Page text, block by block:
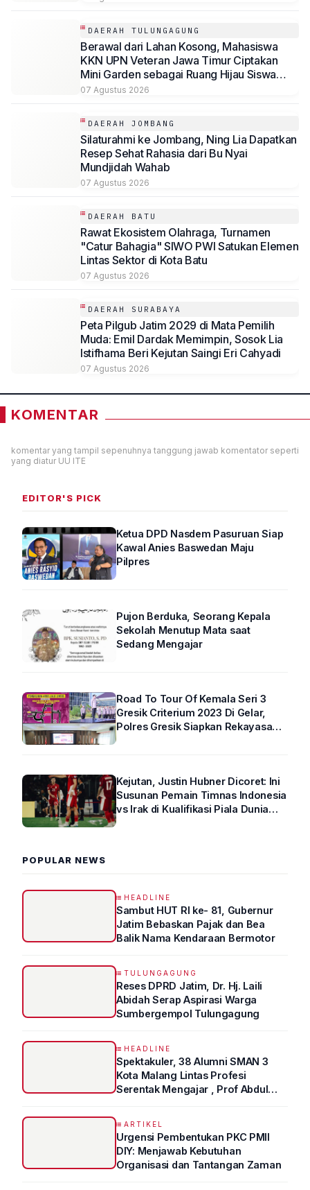
DAERAH TULUNGAGUNG
Berawal dari Lahan Kosong, Mahasiswa
KKN UPN Veteran Jawa Timur Ciptakan
Mini Garden sebagai Ruang Hijau Siswa
SMP Al-Azhaar Tulungagung
07 Agustus 2026
DAERAH JOMBANG
Silaturahmi ke Jombang, Ning Lia Dapatkan
Resep Sehat Rahasia dari Bu Nyai
Mundjidah Wahab
07 Agustus 2026
DAERAH BATU
Rawat Ekosistem Olahraga, Turnamen
"Catur Bahagia" SIWO PWI Satukan Elemen
Lintas Sektor di Kota Batu
07 Agustus 2026
DAERAH SURABAYA
Peta Pilgub Jatim 2029 di Mata Pemilih
Muda: Emil Dardak Memimpin, Sosok Lia
Istifhama Beri Kejutan Saingi Eri Cahyadi
07 Agustus 2026
KOMENTAR
komentar yang tampil sepenuhnya tanggung jawab komentator seperti
yang diatur UU ITE
EDITOR'S PICK
Ketua DPD Nasdem Pasuruan Siap
Kawal Anies Baswedan Maju
Pilpres
Pujon Berduka, Seorang Kepala
Sekolah Menutup Mata saat
Sedang Mengajar
Road To Tour Of Kemala Seri 3
Gresik Criterium 2023 Di Gelar,
Polres Gresik Siapkan Rekayasa
Kejutan, Justin Hubner Dicoret: Ini
Susunan Pemain Timnas Indonesia
vs Irak di Kualifikasi Piala Dunia
POPULAR NEWS
HEADLINE
Sambut HUT RI ke- 81, Gubernur
Jatim Bebaskan Pajak dan Bea
Balik Nama Kendaraan Bermotor
TULUNGAGUNG
Reses DPRD Jatim, Dr. Hj. Laili
Abidah Serap Aspirasi Warga
Sumbergempol Tulungagung
HEADLINE
Spektakuler, 38 Alumni SMAN 3
Kota Malang Lintas Profesi
Serentak Mengajar , Prof Abdul
ARTIKEL
Urgensi Pembentukan PKC PMII
DIY: Menjawab Kebutuhan
Organisasi dan Tantangan Zaman